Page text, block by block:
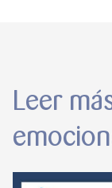
Leer